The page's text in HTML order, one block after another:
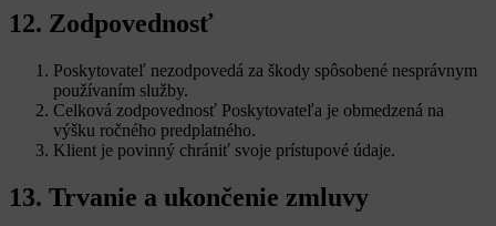
12. Zodpovednosť
Poskytovateľ nezodpovedá za škody spôsobené nesprávnym
používaním služby.
Celková zodpovednosť Poskytovateľa je obmedzená na
výšku ročného predplatného.
Klient je povinný chrániť svoje prístupové údaje.
13. Trvanie a ukončenie zmluvy